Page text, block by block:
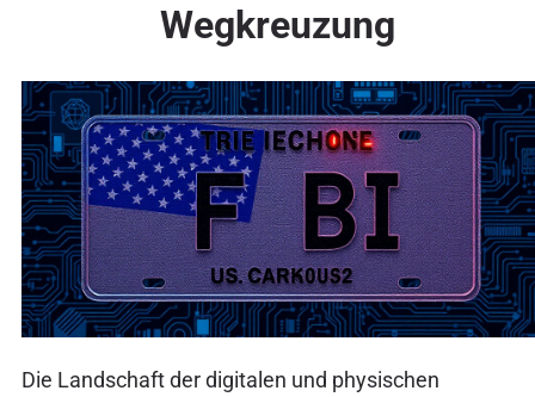
Wegkreuzung
Die Landschaft der digitalen und physischen